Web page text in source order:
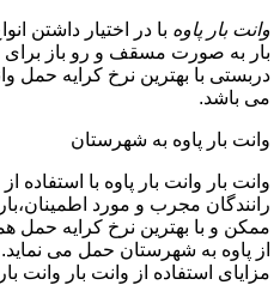
وانت بار پاوه با در اختیار داشتن
بار به صورت مسقف و رو باز برای
دربستی با بهترین نرخ کرایه
می باشد.
وانت بار پاوه به شهرستان
وانت بار وانت بار پاوه با استفاده
رانندگان مجرب و مورد
ممکن و با بهترین نرخ کرایه حمل
از پاوه به شهرستان حمل می نماید.
مزایای استفاده از وانت بار وانت